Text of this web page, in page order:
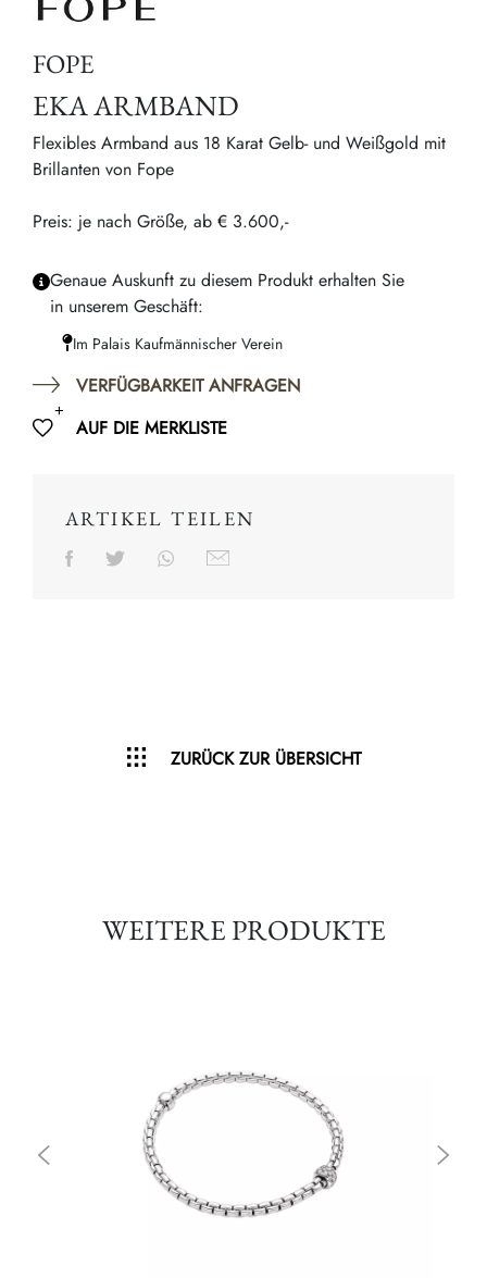
FOPE
EKA ARMBAND
Flexibles Armband aus 18 Karat Gelb- und Weißgold mit
Brillanten von Fope
Preis: je nach Größe, ab € 3.600,-
Genaue Auskunft zu diesem Produkt erhalten Sie
in unserem Geschäft:
Im Palais Kaufmännischer Verein
VERFÜGBARKEIT ANFRAGEN
AUF DIE MERKLISTE
ARTIKEL TEILEN
ZURÜCK ZUR ÜBERSICHT
WEITERE PRODUKTE